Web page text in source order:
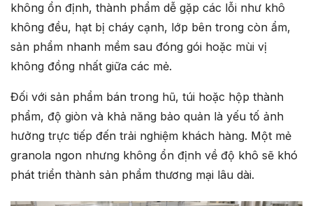
không ổn định, thành phẩm dễ gặp các lỗi như khô
không đều, hạt bị cháy cạnh, lớp bên trong còn ẩm,
sản phẩm nhanh mềm sau đóng gói hoặc mùi vị
không đồng nhất giữa các mẻ.
Đối với sản phẩm bán trong hũ, túi hoặc hộp thành
phẩm, độ giòn và khả năng bảo quản là yếu tố ảnh
hưởng trực tiếp đến trải nghiệm khách hàng. Một mẻ
granola ngon nhưng không ổn định về độ khô sẽ khó
phát triển thành sản phẩm thương mại lâu dài.